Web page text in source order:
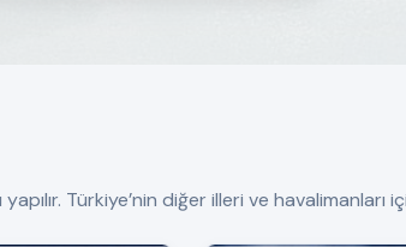
Türkiye’nin diğer illeri ve havalimanları